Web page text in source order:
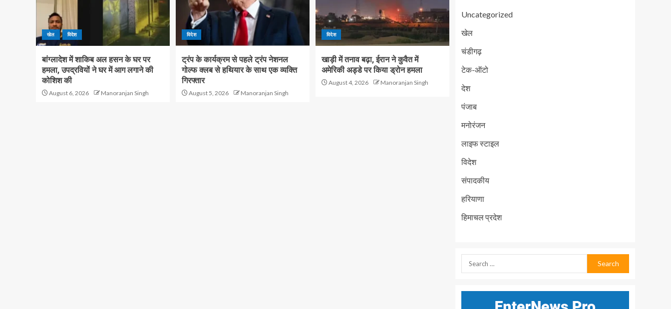
खेल विदेश
बांग्लादेश में शाकिब अल हसन के घर पर
हमला, उपद्रवियों ने घर में आग लगाने की
कोशिश की
August 6, 2026 Manoranjan Singh
विदेश
ट्रंप के कार्यक्रम से पहले ट्रंप नेशनल
गोल्फ क्लब से हथियार के साथ एक व्यक्ति
गिरफ्तार
August 5, 2026 Manoranjan Singh
विदेश
खाड़ी में तनाव बढ़ा, ईरान ने कुवैत में
अमेरिकी अड्डे पर किया ड्रोन हमला
August 4, 2026 Manoranjan Singh
Uncategorized
खेल
चंडीगढ़
टेक-ऑटो
देश
पंजाब
मनोरंजन
लाइफ स्टाइल
विदेश
संपादकीय
हरियाणा
हिमाचल प्रदेश